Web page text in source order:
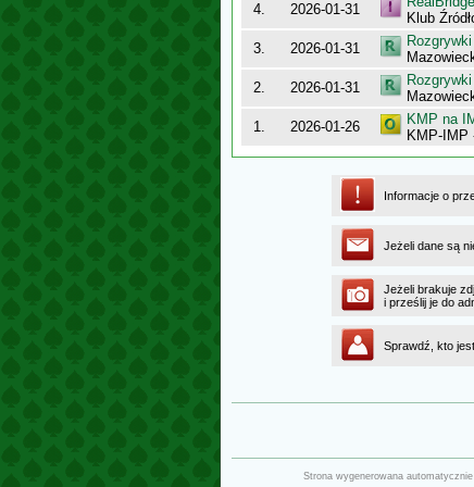
4. 2026-01-31
Klub
3. 2026-01-31
2. 2026-01-31
1. 2026-01-26
KMP na
KMP-IMP
Informacje o
Jeżeli dane są
Jeżeli brakuje
i prześlij je do
Sprawdź, kto jest
Strona wygenerowana